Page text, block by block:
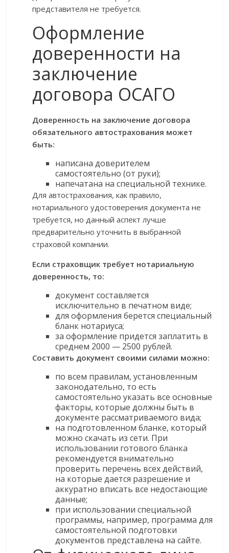
представителя не требуется.
Оформление
доверенности на
заключение
договора ОСАГО
Доверенность на заключение договора
обязательного автострахования может
быть:
написана доверителем
самостоятельно (от руки);
напечатана на специальной технике.
Для автострахования, как правило,
нотариального удостоверения документа не
требуется, но данный аспект лучше
предварительно уточнить в выбранной
страховой компании.
Если страховщик требует нотариальную
доверенность, то:
документ составляется
исключительно в печатном виде;
для оформления берется специальный
бланк нотариуса;
за оформление придется заплатить в
среднем 2000 — 2500 рублей.
Составить документ своими силами можно:
по всем правилам, установленным
законодательно, то есть
самостоятельно указать все основные
факторы, которые должны быть в
документе рассматриваемого вида;
на подготовленном бланке, который
можно скачать из сети. При
использовании готового бланка
рекомендуется внимательно
проверить перечень всех действий,
на которые дается разрешение и
аккуратно вписать все недостающие
данные;
при использовании специальной
программы, например, программа для
самостоятельной подготовки
документов представлена на сайте.